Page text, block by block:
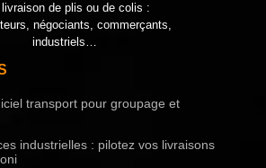
de plis ou de colis :
négociants, commerçants,
industriels…
transport pour groupage et
industrielles : pilotez vos livraisons